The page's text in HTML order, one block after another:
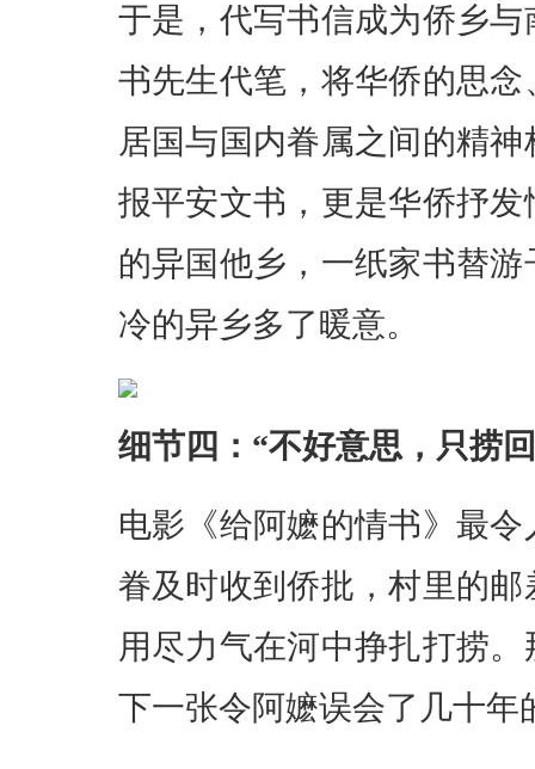
于是，代写书信成为侨乡
书先生代笔，将华侨的思
居国与国内眷属之间的精
报平安文书，更是华侨抒
的异国他乡，一纸家书替
冷的异乡多了暖意。
细节四：“不好意思，只捞
电影《给阿嬷的情书》最
眷及时收到侨批，村里的
用尽力气在河中挣扎打捞
下一张令阿嬷误会了几十年